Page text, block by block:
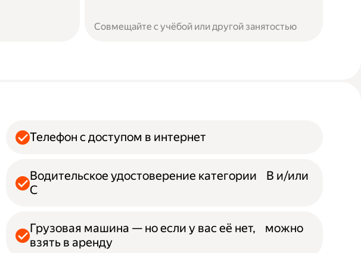
Совмещайте с учёбой или другой занятостью
Телефон с доступом в интернет
Водительское удостоверение категории B и/или
С
Грузовая машина — но если у вас её нет, можно
взять в аренду